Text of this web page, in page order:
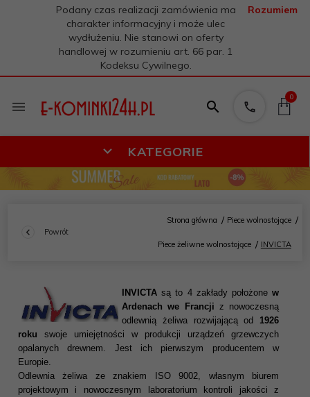
Podany czas realizacji zamówienia ma
charakter informacyjny i może ulec
wydłużeniu. Nie stanowi on oferty
handlowej w rozumieniu art. 66 par. 1
Kodeksu Cywilnego.
Rozumiem
0
KATEGORIE
Powrót
Strona główna Piece wolnostojące
Piece żeliwne wolnostojące INVICTA
INVICTAsą to 4 zakłady położonew
Ardenach we Francji z nowoczesną
odlewnią żeliwa rozwijającą od 1926
roku swoje umiejętności w produkcji urządzeń grzewczych
opalanych drewnem. Jest ich pierwszym producentem w
Europie.
Odlewnia żeliwa ze znakiem ISO 9002, własnym biurem
projektowym i nowoczesnym laboratorium kontroli jakości z